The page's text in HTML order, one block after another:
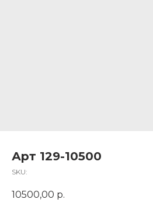
Арт 129-10500
SKU:
10500,00 р.